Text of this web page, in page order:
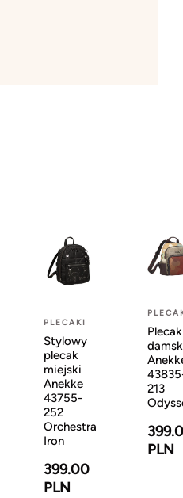
PLECAKI
Stylowy
plecak
miejski
Anekke
43755-
252
Orchestra
Iron
399.00
PLN
Plecak
213
PLN